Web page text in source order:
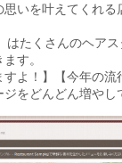
いを叶えてくれ
はたくさんのヘア
す。
すよ！】【今年の
をどんどん増やし